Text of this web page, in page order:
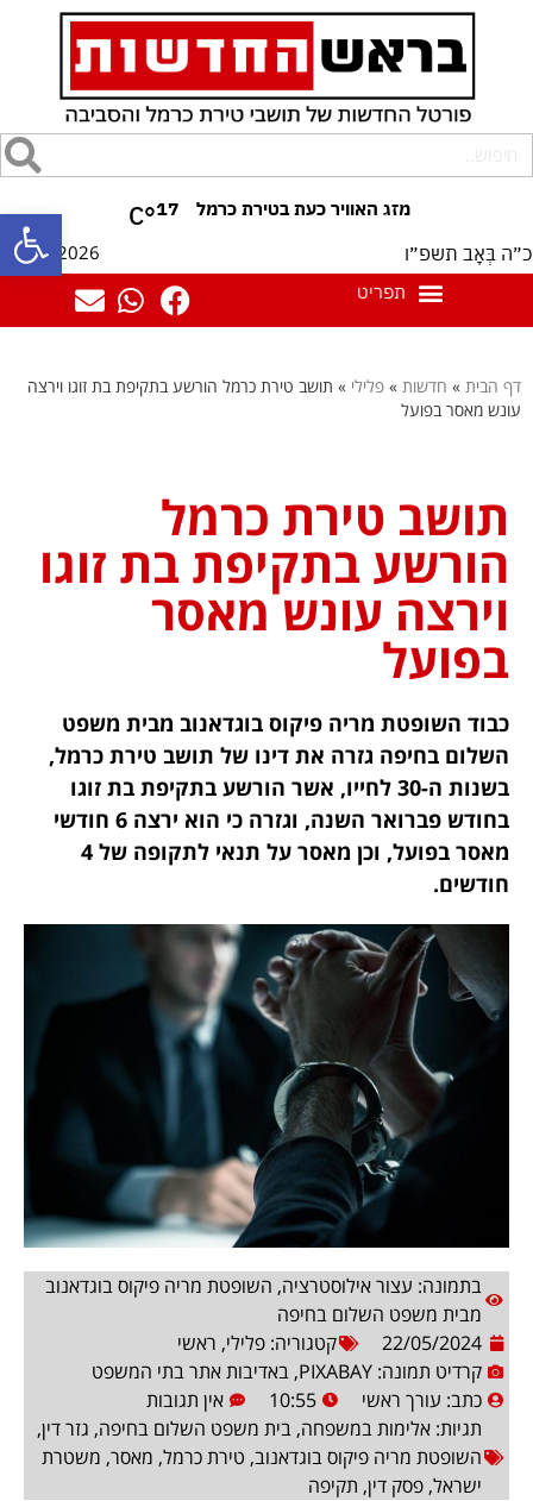
פתח 17
°C
כ״ה בְּאָב תשפ״ו 08/08/2026
דף הבית » חדשות » פלילי » תושב טירת כרמל הורשע בתקיפת בת זוגו וירצה
עונש מאסר בפועל
תושב טירת כרמל
הורשע בתקיפת בת זוגו
וירצה עונש מאסר
בפועל
כבוד השופטת מריה פיקוס בוגדאנוב מבית משפט
השלום בחיפה גזרה את דינו של תושב טירת כרמל,
בשנות ה-30 לחייו, אשר הורשע בתקיפת בת זוגו
בחודש פברואר השנה, וגזרה כי הוא ירצה 6 חודשי
מאסר בפועל, וכן מאסר על תנאי לתקופה של 4
חודשים.
בתמונה: עצור אילוסטרציה, השופטת מריה פיקוס בוגדאנוב
מבית משפט השלום בחיפה
22/05/2024
קטגוריה: פלילי, ראשי
קרדיט תמונה: PIXABAY, באדיבות אתר בתי המשפט
כתב: עורך ראשי 10:55
אין תגובות
תגיות: אלימות במשפחה, בית משפט השלום בחיפה, גזר דין,
השופטת מריה פיקוס בוגדאנוב, טירת כרמל, מאסר, משטרת
ישראל, פסק דין, תקיפה